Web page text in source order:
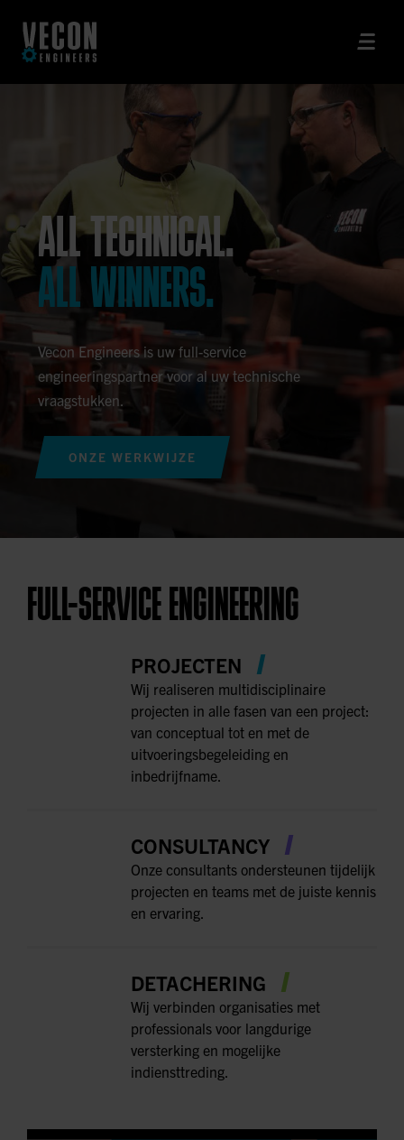
ALL TECHNICAL.
ALL WINNERS.
Vecon Engineers is uw full-service
engineeringspartner voor al uw technische
vraagstukken.
ONZE WERKWIJZE
FULL-SERVICE ENGINEERING
PROJECTEN
Wij realiseren multidisciplinaire
projecten in alle fasen van een project:
van conceptual tot en met de
uitvoeringsbegeleiding en
inbedrijfname.
CONSULTANCY
Onze consultants ondersteunen tijdelijk
projecten en teams met de juiste kennis
en ervaring.
DETACHERING
Wij verbinden organisaties met
professionals voor langdurige
versterking en mogelijke
indiensttreding.